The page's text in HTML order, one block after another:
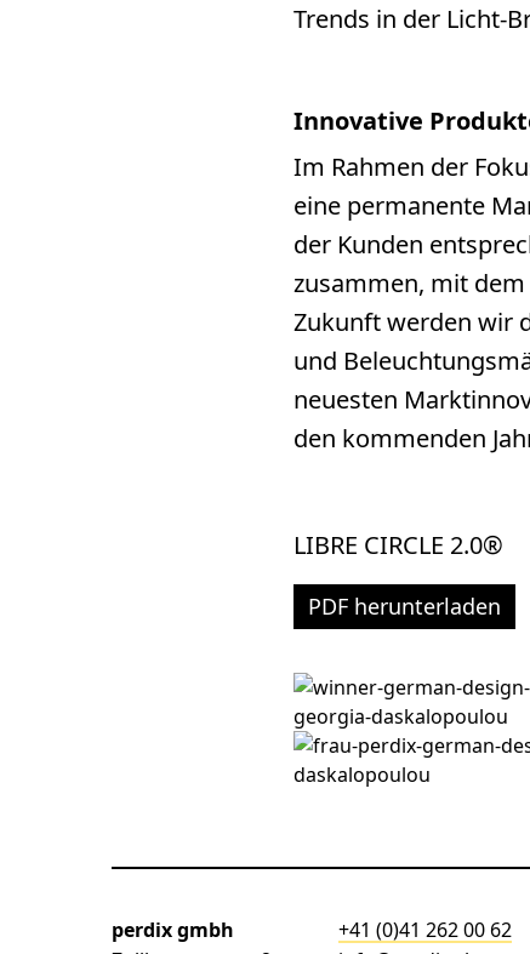
Trends in der Licht-
Innovative
Im Rahmen der
eine permanente
der Kunden
zusammen, mit
Zukunft werden wir
und
neuesten
den kommenden
LIBRE CIRCLE 2.0®
PDF herunterladen
perdix gmbh
+41 (0)41 262 00 62